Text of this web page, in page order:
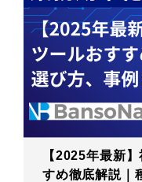
【2025年最新
すめ徹底解説｜